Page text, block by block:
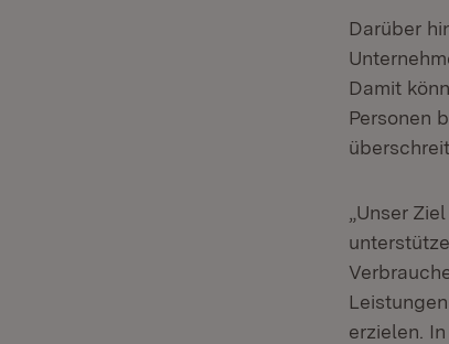
Darüber
Damit
Personen
„Unser
erzielen.